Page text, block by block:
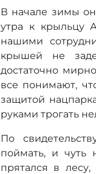
В начале зимы он
утра к крыльцу
нашими
крышей не
достаточно
все понимают,
защитой
руками трогать
По
поймать, и чуть
прятался в